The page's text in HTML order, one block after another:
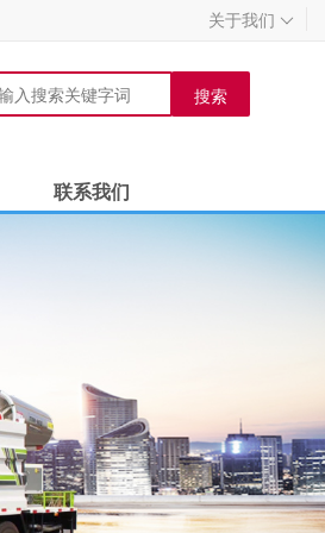
关于我们 
搜索
联系我们